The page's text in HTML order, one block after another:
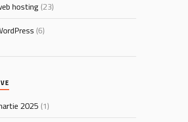
hosting (23)
(6)
2025 (1)